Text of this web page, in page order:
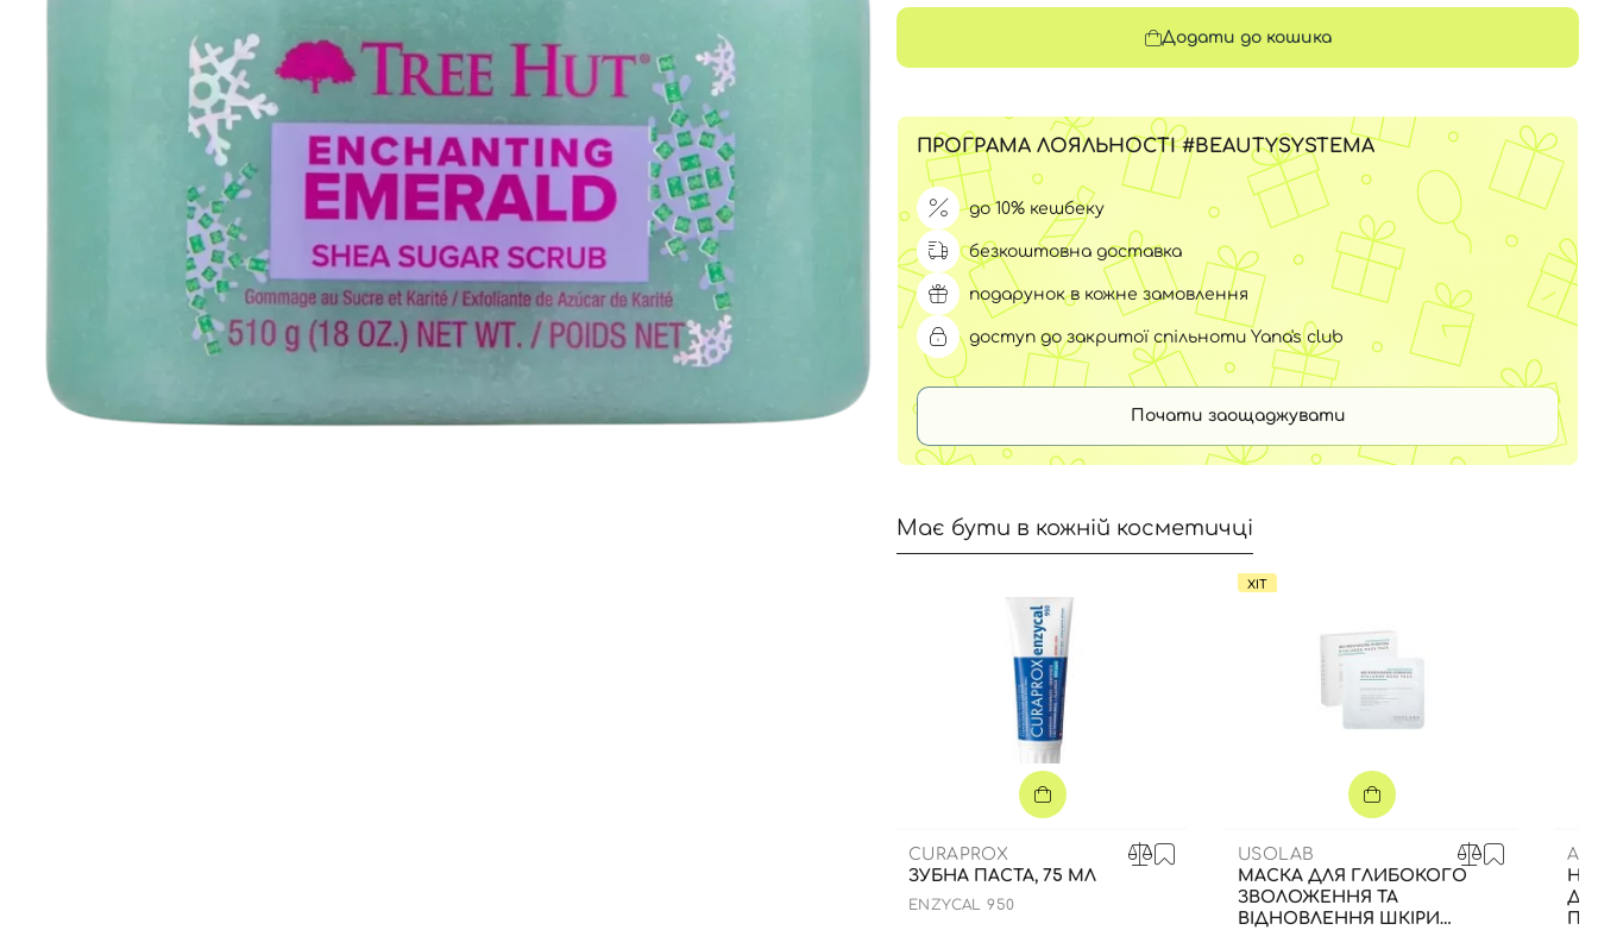
СПФ захист для дітей
Для зони повік
Всі товари
Додати до кошика
ПРОГРАМА ЛОЯЛЬНОСТІ #BEAUTYSYSTEMA
до 10% кешбеку
безкоштовна доставка
подарунок в кожне замовлення
доступ до закритої спільноти Yana's club
Почати заощаджувати
Має бути в кожній косметичці
CURAPROX
ЗУБНА ПАСТА, 75 МЛ
ENZYCAL 950
ХІТ
USOLAB
МАСКА ДЛЯ ГЛИБОКОГО
ЗВОЛОЖЕННЯ ТА
ВІДНОВЛЕННЯ ШКІРИ